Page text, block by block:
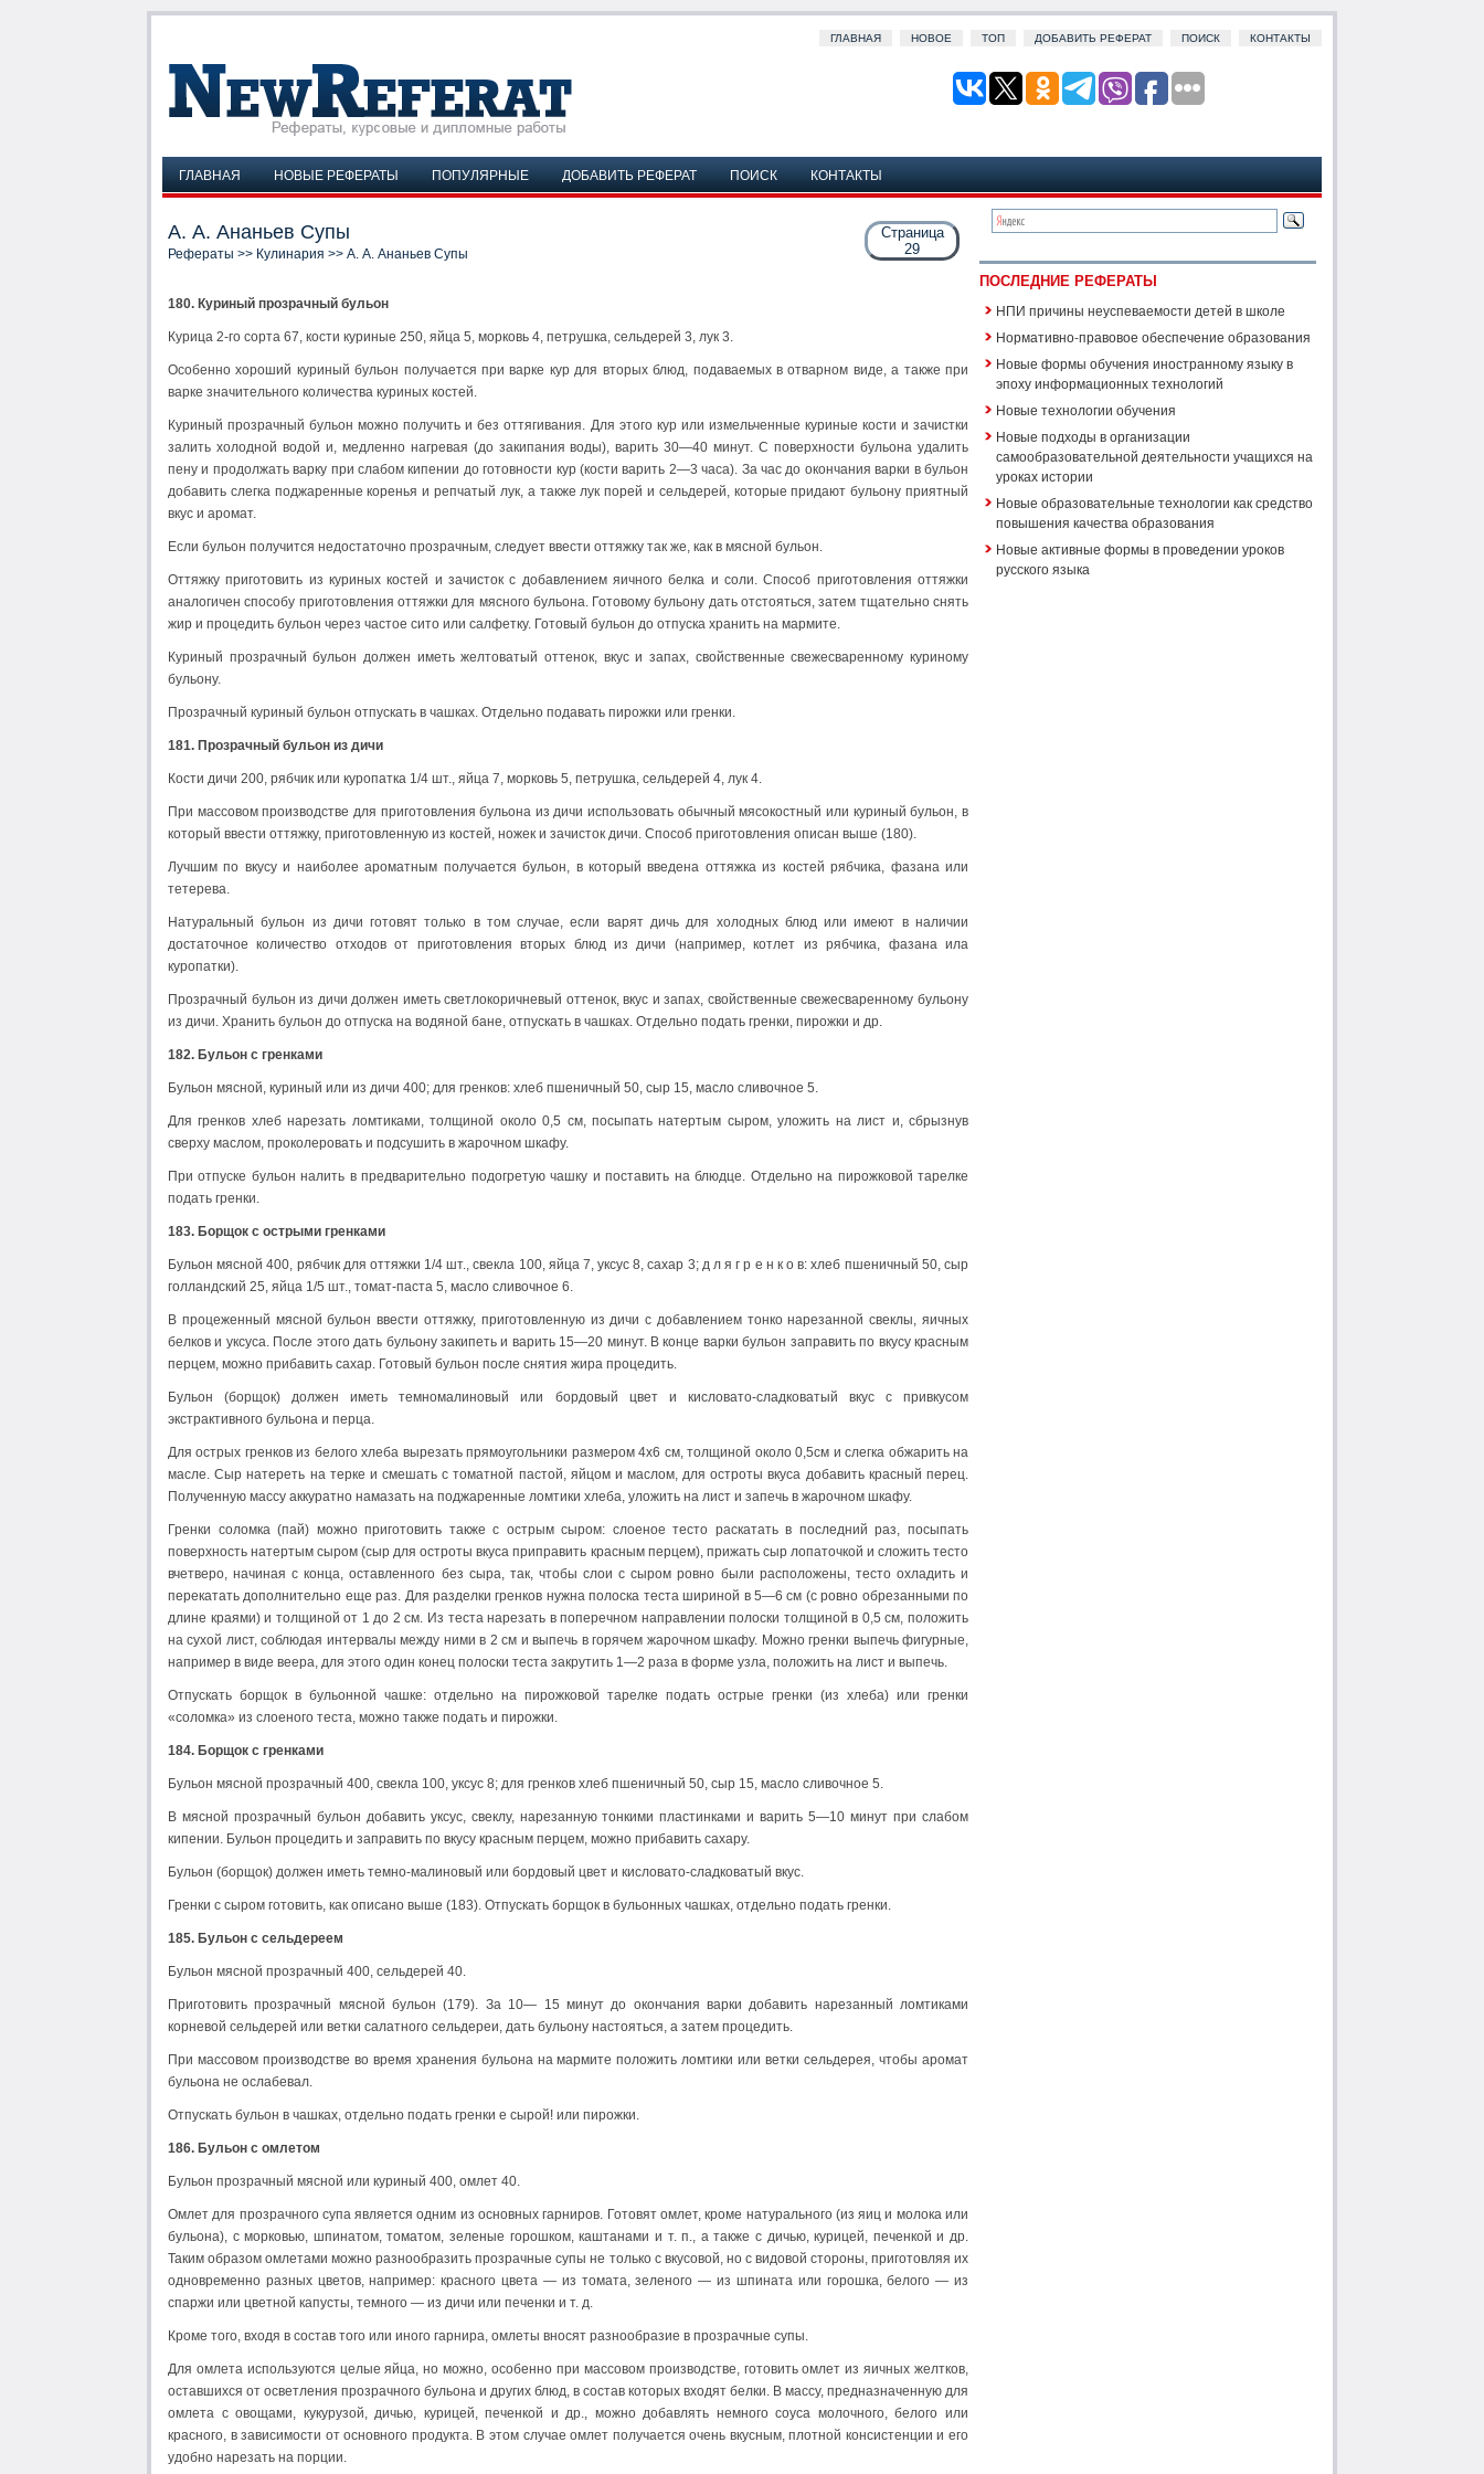
ГЛАВНАЯ НОВОЕ ТОП ДОБАВИТЬ РЕФЕРАТ ПОИСК КОНТАКТЫ
ГЛАВНАЯ НОВЫЕ РЕФЕРАТЫ ПОПУЛЯРНЫЕ ДОБАВИТЬ РЕФЕРАТ ПОИСК КОНТАКТЫ
Страница
29
А. А. Ананьев Супы
Рефераты >> Кулинария >> А. А. Ананьев Супы
180. Куриный прозрачный бульон
Курица 2-го сорта 67, кости куриные 250, яйца 5, морковь 4, петрушка, сельдерей 3, лук 3.
Особенно хороший куриный бульон получается при варке кур для вторых блюд, подаваемых в отварном виде, а также при
варке значительного количества куриных костей.
Куриный прозрачный бульон можно получить и без оттягивания. Для этого кур или измельченные куриные кости и зачистки
залить холодной водой и, медленно нагревая (до закипания воды), варить 30—40 минут. С поверхности бульона удалить
пену и продолжать варку при слабом кипении до готовности кур (кости варить 2—3 часа). За час до окончания варки в бульон
добавить слегка поджаренные коренья и репчатый лук, а также лук порей и сельдерей, которые придают бульону приятный
вкус и аромат.
Если бульон получится недостаточно прозрачным, следует ввести оттяжку так же, как в мясной бульон.
Оттяжку приготовить из куриных костей и зачисток с добавлением яичного белка и соли. Способ приготовления оттяжки
аналогичен способу приготовления оттяжки для мясного бульона. Готовому бульону дать отстояться, затем тщательно снять
жир и процедить бульон через частое сито или салфетку. Готовый бульон до отпуска хранить на мармите.
Куриный прозрачный бульон должен иметь желтоватый оттенок, вкус и запах, свойственные свежесваренному куриному
бульону.
Прозрачный куриный бульон отпускать в чашках. Отдельно подавать пирожки или гренки.
181. Прозрачный бульон из дичи
Кости дичи 200, рябчик или куропатка 1/4 шт., яйца 7, морковь 5, петрушка, сельдерей 4, лук 4.
При массовом производстве для приготовления бульона из дичи использовать обычный мясокостный или куриный бульон, в
который ввести оттяжку, приготовленную из костей, ножек и зачисток дичи. Способ приготовления описан выше (180).
Лучшим по вкусу и наиболее ароматным получается бульон, в который введена оттяжка из костей рябчика, фазана или
тетерева.
Натуральный бульон из дичи готовят только в том случае, если варят дичь для холодных блюд или имеют в наличии
достаточное количество отходов от приготовления вторых блюд из дичи (например, котлет из рябчика, фазана ила
куропатки).
Прозрачный бульон из дичи должен иметь светлокоричневый оттенок, вкус и запах, свойственные свежесваренному бульону
из дичи. Хранить бульон до отпуска на водяной бане, отпускать в чашках. Отдельно подать гренки, пирожки и др.
182. Бульон с гренками
Бульон мясной, куриный или из дичи 400; для гренков: хлеб пшеничный 50, сыр 15, масло сливочное 5.
Для гренков хлеб нарезать ломтиками, толщиной около 0,5 см, посыпать натертым сыром, уложить на лист и, сбрызнув
сверху маслом, проколеровать и подсушить в жарочном шкафу.
При отпуске бульон налить в предварительно подогретую чашку и поставить на блюдце. Отдельно на пирожковой тарелке
подать гренки.
183. Борщок с острыми гренками
Бульон мясной 400, рябчик для оттяжки 1/4 шт., свекла 100, яйца 7, уксус 8, сахар 3; д л я г р е н к о в: хлеб пшеничный 50, сыр
голландский 25, яйца 1/5 шт., томат-паста 5, масло сливочное 6.
В процеженный мясной бульон ввести оттяжку, приготовленную из дичи с добавлением тонко нарезанной свеклы, яичных
белков и уксуса. После этого дать бульону закипеть и варить 15—20 минут. В конце варки бульон заправить по вкусу красным
перцем, можно прибавить сахар. Готовый бульон после снятия жира процедить.
Бульон (борщок) должен иметь темномалиновый или бордовый цвет и кисловато-сладковатый вкус с привкусом
экстрактивного бульона и перца.
Для острых гренков из белого хлеба вырезать прямоугольники размером 4х6 см, толщиной около 0,5см и слегка обжарить на
масле. Сыр натереть на терке и смешать с томатной пастой, яйцом и маслом, для остроты вкуса добавить красный перец.
Полученную массу аккуратно намазать на поджаренные ломтики хлеба, уложить на лист и запечь в жарочном шкафу.
Гренки соломка (пай) можно приготовить также с острым сыром: слоеное тесто раскатать в последний раз, посыпать
поверхность натертым сыром (сыр для остроты вкуса приправить красным перцем), прижать сыр лопаточкой и сложить тесто
вчетверо, начиная с конца, оставленного без сыра, так, чтобы слои с сыром ровно были расположены, тесто охладить и
перекатать дополнительно еще раз. Для разделки гренков нужна полоска теста шириной в 5—6 см (с ровно обрезанными по
длине краями) и толщиной от 1 до 2 см. Из теста нарезать в поперечном направлении полоски толщиной в 0,5 см, положить
на сухой лист, соблюдая интервалы между ними в 2 см и выпечь в горячем жарочном шкафу. Можно гренки выпечь фигурные,
например в виде веера, для этого один конец полоски теста закрутить 1—2 раза в форме узла, положить на лист и выпечь.
Отпускать борщок в бульонной чашке: отдельно на пирожковой тарелке подать острые гренки (из хлеба) или гренки
«соломка» из слоеного теста, можно также подать и пирожки.
184. Борщок с гренками
Бульон мясной прозрачный 400, свекла 100, уксус 8; для гренков хлеб пшеничный 50, сыр 15, масло сливочное 5.
В мясной прозрачный бульон добавить уксус, свеклу, нарезанную тонкими пластинками и варить 5—10 минут при слабом
кипении. Бульон процедить и заправить по вкусу красным перцем, можно прибавить сахару.
Бульон (борщок) должен иметь темно-малиновый или бордовый цвет и кисловато-сладковатый вкус.
Гренки с сыром готовить, как описано выше (183). Отпускать борщок в бульонных чашках, отдельно подать гренки.
185. Бульон с сельдереем
Бульон мясной прозрачный 400, сельдерей 40.
Приготовить прозрачный мясной бульон (179). За 10— 15 минут до окончания варки добавить нарезанный ломтиками
корневой сельдерей или ветки салатного сельдереи, дать бульону настояться, а затем процедить.
При массовом производстве во время хранения бульона на мармите положить ломтики или ветки сельдерея, чтобы аромат
бульона не ослабевал.
Отпускать бульон в чашках, отдельно подать гренки е сырой! или пирожки.
186. Бульон с омлетом
Бульон прозрачный мясной или куриный 400, омлет 40.
Омлет для прозрачного супа является одним из основных гарниров. Готовят омлет, кроме натурального (из яиц и молока или
бульона), с морковью, шпинатом, томатом, зеленые горошком, каштанами и т. п., а также с дичью, курицей, печенкой и др.
Таким образом омлетами можно разнообразить прозрачные супы не только с вкусовой, но с видовой стороны, приготовляя их
одновременно разных цветов, например: красного цвета — из томата, зеленого — из шпината или горошка, белого — из
спаржи или цветной капусты, темного — из дичи или печенки и т. д.
Кроме того, входя в состав того или иного гарнира, омлеты вносят разнообразие в прозрачные супы.
Для омлета используются целые яйца, но можно, особенно при массовом производстве, готовить омлет из яичных желтков,
оставшихся от осветления прозрачного бульона и других блюд, в состав которых входят белки. В массу, предназначенную для
омлета с овощами, кукурузой, дичью, курицей, печенкой и др., можно добавлять немного соуса молочного, белого или
красного, в зависимости от основного продукта. В этом случае омлет получается очень вкусным, плотной консистенции и его
удобно нарезать на порции.
ПОСЛЕДНИЕ РЕФЕРАТЫ
НПИ причины неуспеваемости детей в школе
Нормативно-правовое обеспечение образования
Новые формы обучения иностранному языку в
эпоху информационных технологий
Новые технологии обучения
Новые подходы в организации
самообразовательной деятельности учащихся на
уроках истории
Новые образовательные технологии как средство
повышения качества образования
Новые активные формы в проведении уроков
русского языка